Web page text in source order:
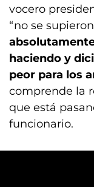
vocero
“no se
haciendo y
peor para los
comprende la
que está
funcionario.